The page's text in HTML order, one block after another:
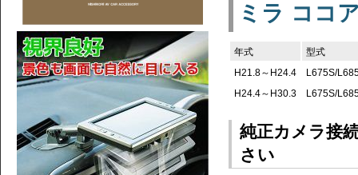
ミラ ココ
年式
型式
H21.8～H24.4
L675S/
H24.4～H30.3
L675S/
純正カメラ接
さい